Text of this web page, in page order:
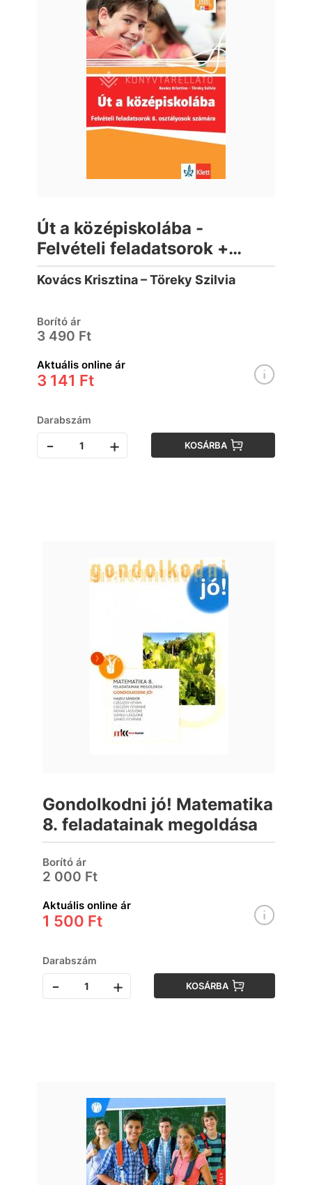
Út a középiskolába -
Felvételi feladatsorok +
Applikáció
Kovács Krisztina – Töreky Szilvia
Borító ár
3 490 Ft
Aktuális online ár
3 141 Ft
Darabszám
- + KOSÁRBA
Gondolkodni jó! Matematika
8. feladatainak megoldása
Borító ár
2 000 Ft
Aktuális online ár
1 500 Ft
Darabszám
- + KOSÁRBA